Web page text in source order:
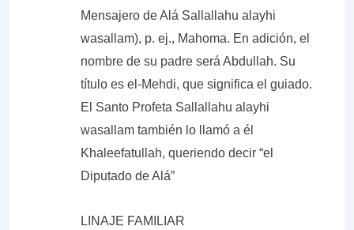
Mensajero de Alá Sallallahu alayhi
wasallam), p. ej., Mahoma. En adición, el
nombre de su padre será Abdullah. Su
título es el-Mehdi, que significa el guiado.
El Santo Profeta Sallallahu alayhi
wasallam también lo llamó a él
Khaleefatullah, queriendo decir “el
Diputado de Alá”
LINAJE FAMILIAR